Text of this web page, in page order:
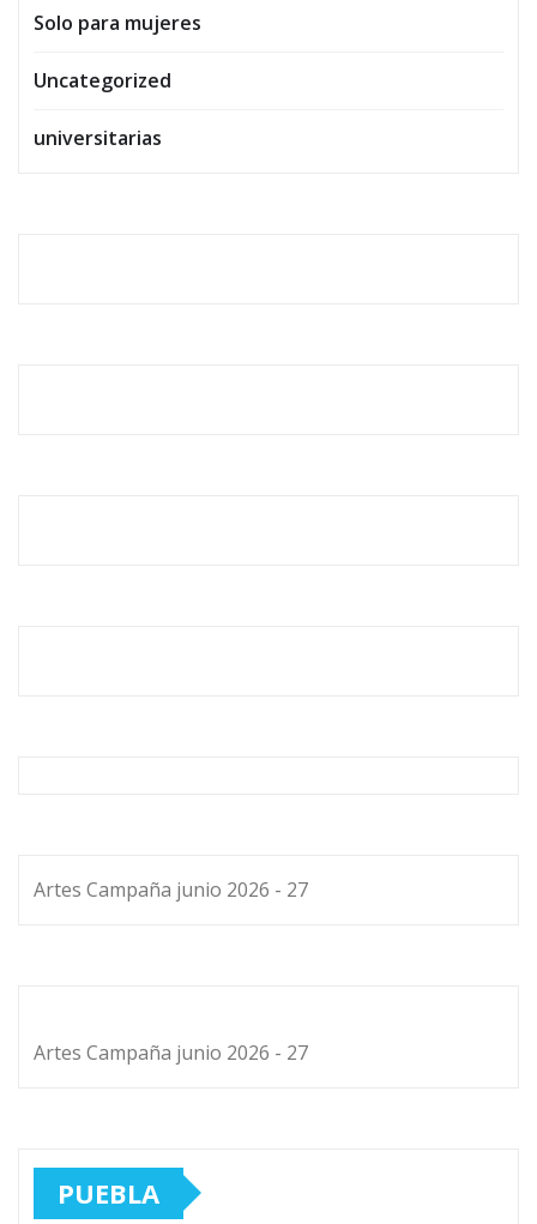
Solo para mujeres
Uncategorized
universitarias
Artes Campaña junio 2026 - 27
Artes Campaña junio 2026 - 27
PUEBLA